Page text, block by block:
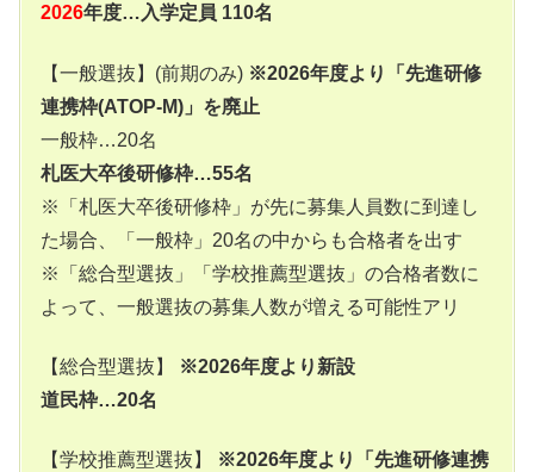
2026年度…入学定員 110名
【一般選抜】(前期のみ) ※2026年度より「先進研修
連携枠(ATOP-M)」を廃止
一般枠…20名
札医大卒後研修枠…55名
※「札医大卒後研修枠」が先に募集人員数に到達し
た場合、「一般枠」20名の中からも合格者を出す
※「総合型選抜」「学校推薦型選抜」の合格者数に
よって、一般選抜の募集人数が増える可能性アリ
【総合型選抜】
※2026年度より新設
道民枠…20名
【学校推薦型選抜】
※2026年度より「先進研修連携